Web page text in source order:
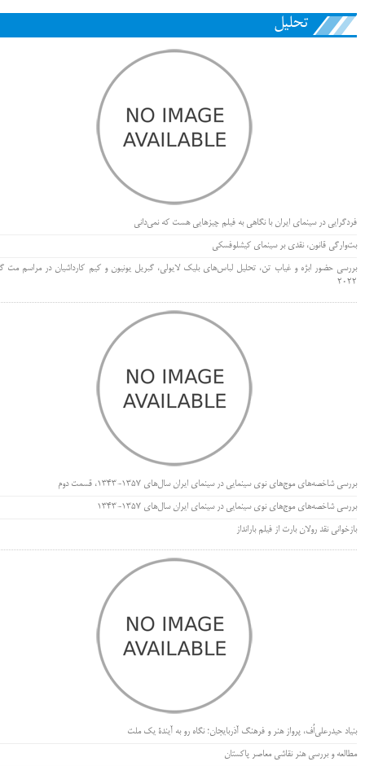
تحلیل
فردگرایی در سینمای ایران با نگاهی به فیلم چیزهایی هست که نمی‌دانی
بت‌وارگی قانون، نقدی بر سینمای کیشلوفسکی
بررسی حضور ابژه و غیاب تن، تحلیل لباس‌های بلیک لایولی، گبریل یونیون و کیم کارداشیان در مراسم مت
۲۰۲۲
بررسی شاخصه‌های موج‌های نوی سینمایی در سینمای ایران سال‌های 1357-1343، قسمت دوم
بررسی شاخصه‌های موج‌های نوی سینمایی در سینمای ایران سال‌های 1357-1343
بازخوانی نقد رولان بارت از فیلم بارانداز
بنیاد حیدرعلی‌اُف، پرواز هنر و فرهنگ آذربایجان؛ نگاه رو به آیندۀ یک ملت
مطالعه و بررسی هنر نقاشی معاصر پاکستان